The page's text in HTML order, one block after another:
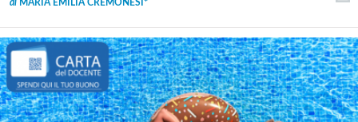
di MARIA EMILIA CREMONESI*